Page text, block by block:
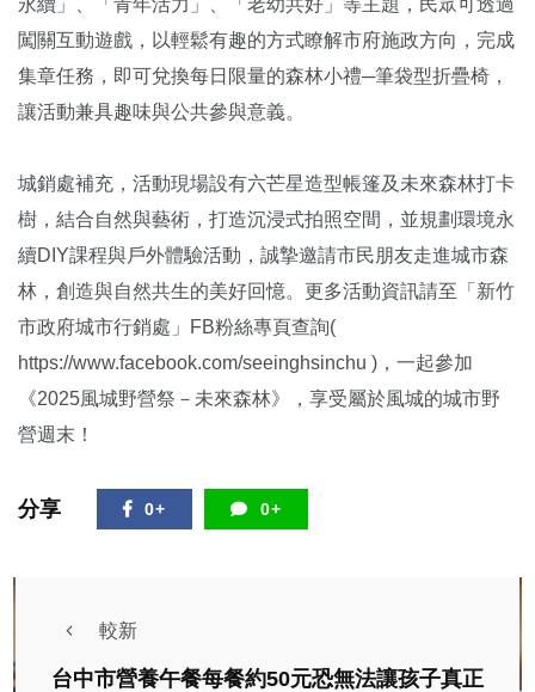
永續」、「青年活力」、「老幼共好」等主題，民眾可透過
闖關互動遊戲，以輕鬆有趣的方式瞭解市府施政方向，完成
集章任務，即可兌換每日限量的森林小禮─筆袋型折疊椅，
讓活動兼具趣味與公共參與意義。
城銷處補充，活動現場設有六芒星造型帳篷及未來森林打卡
樹，結合自然與藝術，打造沉浸式拍照空間，並規劃環境永
續DIY課程與戶外體驗活動，誠摯邀請市民朋友走進城市森
林，創造與自然共生的美好回憶。更多活動資訊請至「新竹
市政府城市行銷處」FB粉絲專頁查詢(
https://www.facebook.com/seeinghsinchu )，一起參加
《2025風城野營祭－未來森林》，享受屬於風城的城市野
營週末！
分享 0+ 0+
較新
台中市營養午餐每餐約50元恐無法讓孩子真正